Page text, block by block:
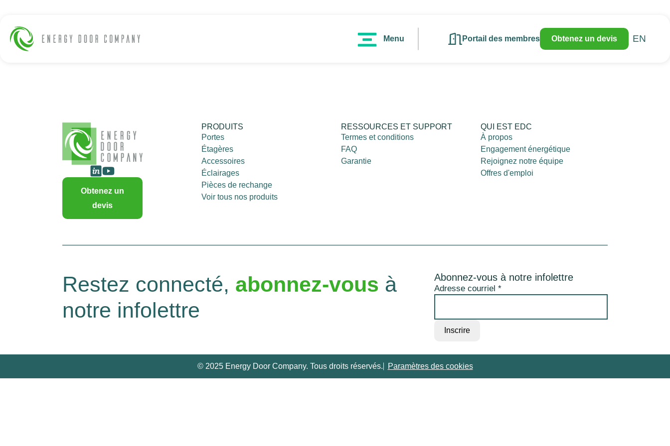
Menu Portail des membres Obtenez un devis EN
Obtenez un
devis
PRODUITS
Portes
Étagères
Accessoires
Éclairages
Pièces de rechange
Voir tous nos produits
RESSOURCES ET SUPPORT
Termes et conditions
FAQ
Garantie
QUI EST EDC
À propos
Engagement énergétique
Rejoignez notre équipe
Offres d'emploi
Restez connecté, abonnez-vous à
notre infolettre
Abonnez-vous à notre infolettre
Adresse courriel*
© 2025 Energy Door Company. Tous droits réservés. Paramètres des cookies